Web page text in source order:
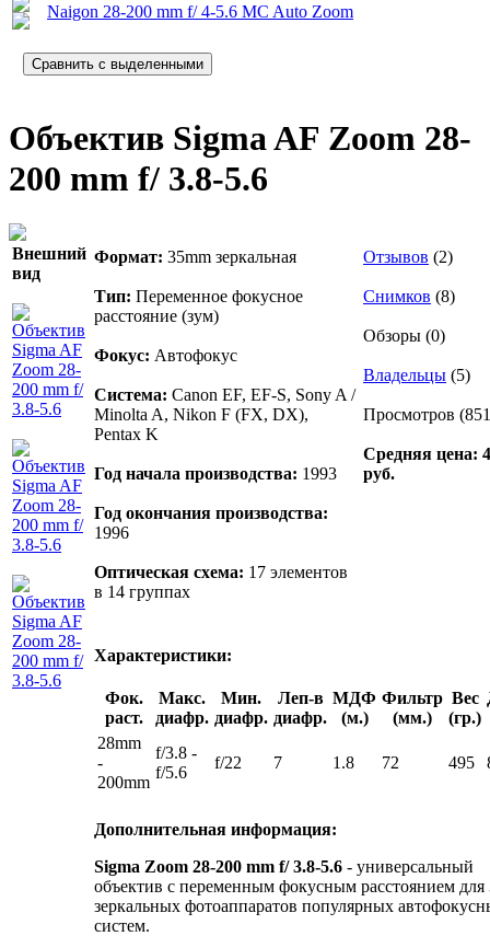
Naigon 28-200 mm f/ 4-5.6 MC Auto Zoom
Объектив Sigma AF Zoom 28-
200 mm f/ 3.8-5.6
Внешний
вид
Формат: 35mm зеркальная
Тип: Переменное фокусное
расстояние (зум)
Фокус: Автофокус
Система: Canon EF, EF-S, Sony A /
Minolta A, Nikon F (FX, DX),
Pentax K
Год начала производства: 1993
Год окончания производства:
1996
Оптическая схема: 17 элементов
в 14 группах
Отзывов (2)
Снимков (8)
Обзоры (0)
Владельцы (5)
Просмотров
Средняя цена:
руб.
Характеристики:
Фок.
раст.
Макс.
диафр.
Мин.
диафр.
Леп-в
диафр.
МДФ
(м.)
Фильтр
(мм.)
Вес
(гр.)
28mm
-
200mm
f/3.8 -
f/5.6
f/22 7 1.8 72 495
Дополнительная информация:
Sigma Zoom 28-200 mm f/ 3.8-5.6 - универсальный
объектив с переменным фокусным расстоянием
зеркальных фотоаппаратов популярных
систем.